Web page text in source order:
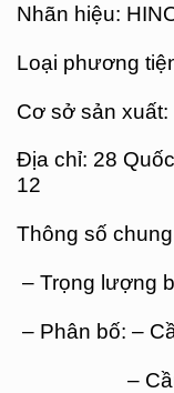
Nhãn hiệu:
Loại phương
Cơ sở sản xuất:
Địa chỉ: 28
12
Thông số chung
– Trọng lượng
– Phân bố: –
– Cầu